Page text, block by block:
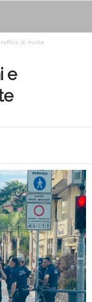
di multe
e